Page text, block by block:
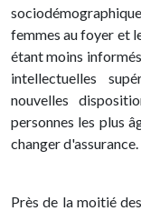
femmes au foyer et
étant moins
intellectuelles
nouvelles
personnes les plus
changer d'assurance.
Près de la moitié